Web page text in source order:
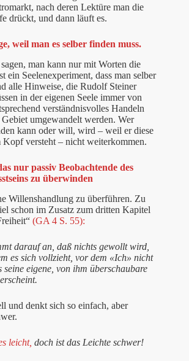
nach deren Lektüre man die
drückt, und dann läuft es.
weil man es selber finden muss.
man kann nur mit Worten die
ein Seelenexperiment, dass man selber
alle Hinweise, die Rudolf Steiner
in der eigenen Seele immer von
verständnisvolles Handeln
umgewandelt werden. Wer
kann oder will, wird – weil er diese
versteht – nicht weiterkommen.
nur passiv Beobachtende des
zu überwinden
Willenshandlung zu überführen. Zu
schon im Zusatz zum dritten Kapitel
(GA 4 S. 55):
darauf an, daß nichts gewollt wird,
es sich vollzieht, vor dem «Ich» nicht
seine eigene, von ihm überschaubare
und denkt sich so einfach, aber
leicht, doch ist das Leichte schwer!